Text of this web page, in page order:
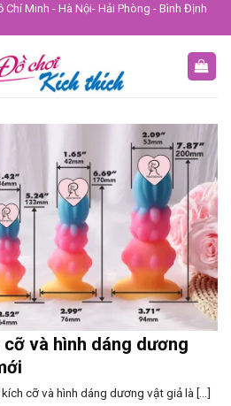
Minh - Hà Nội- Hải Phòng - Bình Định
và hình dáng dương
cỡ và hình dáng dương vật giả là [...]